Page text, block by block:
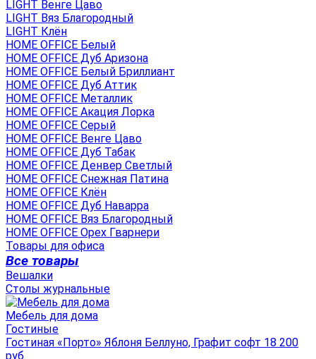
LIGHT Венге Цаво
LIGHT Вяз Благородный
LIGHT Клён
HOME OFFICE Белый
HOME OFFICE Дуб Аризона
HOME OFFICE Белый Бриллиант
HOME OFFICE Дуб Аттик
HOME OFFICE Металлик
HOME OFFICE Акация Лорка
HOME OFFICE Серый
HOME OFFICE Венге Цаво
HOME OFFICE Дуб Табак
HOME OFFICE Денвер Светлый
HOME OFFICE Снежная Патина
HOME OFFICE Клён
HOME OFFICE Дуб Наварра
HOME OFFICE Вяз Благородный
HOME OFFICE Орех Гварнери
Товары для офиса
Все товары
Вешалки
Столы журнальные
Мебель для дома
Гостиные
Гостиная «Порто» Яблоня Беллуно, Графит софт 18 200
руб.